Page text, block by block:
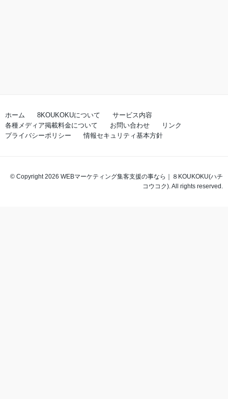
ホーム 8KOUKOKUについて
サービス内容
各種メディア掲載料金について
お問い合わせ
リンク
プライバシーポリシー
情報セキュリティ基本方針
© Copyright 2026 WEBマーケティング集客支援の事なら｜８KOUKOKU(ハチ
コウコク). All rights reserved.